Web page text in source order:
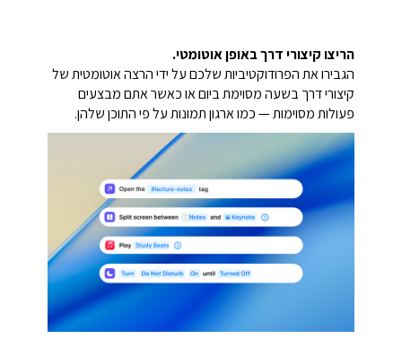
הריצו קיצורי דרך באופן אוטומטי.
הגבירו את הפרודוקטיביות שלכם על ידי הרצה אוטומטית של
קיצורי דרך בשעה מסוימת ביום או כאשר אתם מבצעים
פעולות מסוימות — כמו ארגון תמונות על פי התוכן שלהן.